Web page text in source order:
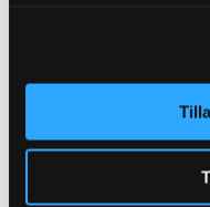
Grundvoraussetzung, ohne
-